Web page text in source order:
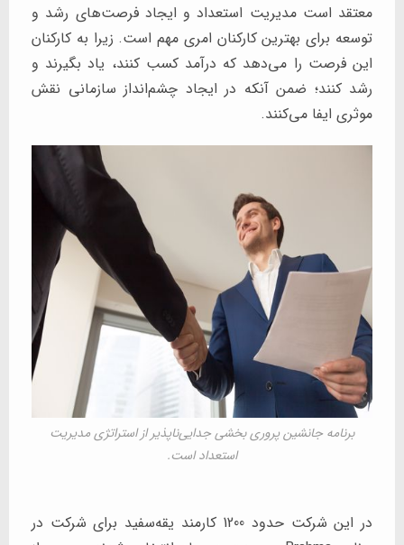
معتقد است مدیریت استعداد و ایجاد فرصت‌های رشد و
توسعه برای بهترین کارکنان امری مهم است. زیرا به کارکنان
این فرصت را می‌دهد که درآمد کسب کنند، یاد بگیرند و
رشد کنند؛ ضمن آنکه در ایجاد چشم‌انداز سازمانی نقش
موثری ایفا می‌کنند.
برنامه جانشین پروری بخشی جدایی‌ناپذیر از استراتژی مدیریت
استعداد است.
در این شرکت حدود 1200 کارمند یقه‌سفید برای شرکت در